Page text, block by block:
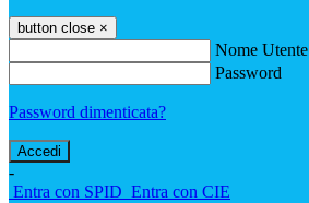
button close ×
Nome Utente
Password
Password dimenticata?
-
Entra con SPID Entra con CIE